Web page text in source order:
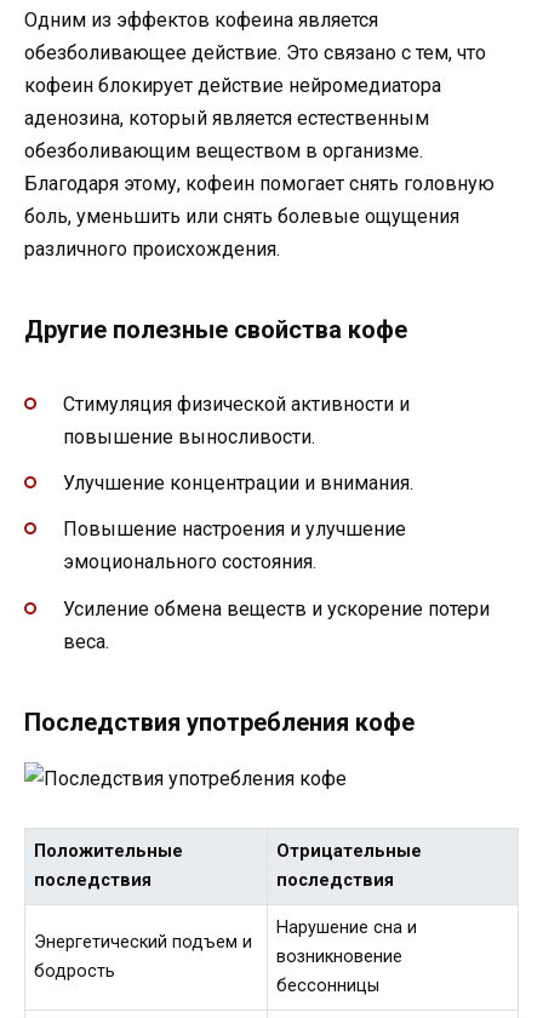
Одним из эффектов кофеина является
обезболивающее действие. Это связано с тем, что
кофеин блокирует действие нейромедиатора
аденозина, который является естественным
обезболивающим веществом в организме.
Благодаря этому, кофеин помогает снять головную
боль, уменьшить или снять болевые ощущения
различного происхождения.
Другие полезные свойства кофе
Стимуляция физической активности и
повышение выносливости.
Улучшение концентрации и внимания.
Повышение настроения и улучшение
эмоционального состояния.
Усиление обмена веществ и ускорение потери
веса.
Последствия употребления кофе
Положительные
последствия
Отрицательные
последствия
Энергетический подъем и
бодрость
Нарушение сна и
возникновение
бессонницы